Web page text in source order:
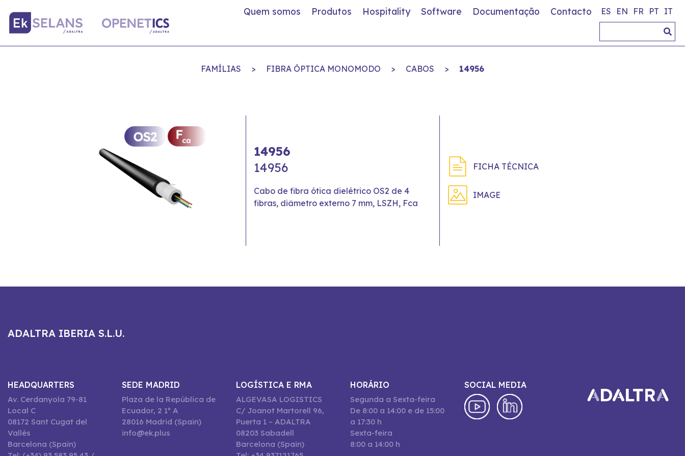
Quem somos Produtos Hospitality Software Documentação Contacto ES EN FR PT IT
FAMÍLIAS > FIBRA ÓPTICA MONOMODO > CABOS > 14956
14956
14956
Cabo de fibra ótica dielétrico OS2 de 4
fibras, diâmetro externo 7 mm, LSZH, Fca
FICHA TÉCNICA
IMAGE
ADALTRA IBERIA S.L.U.
HEADQUARTERS
Av. Cerdanyola 79-81
Local C
08172 Sant Cugat del
Vallès
Barcelona (Spain)
SEDE MADRID
Plaza de la República de
Ecuador, 2 1º A
28016 Madrid (Spain)
info@ek.plus
LOGÍSTICA E RMA
ALGEVASA LOGISTICS
C/ Joanot Martorell 96,
Puerta 1 – ADALTRA
08203 Sabadell
Barcelona (Spain)
HORÁRIO
Segunda a Sexta-feira
De 8:00 a 14:00 e de 15:00
a 17:30 h
Sexta-feira
8:00 a 14:00 h
SOCIAL MEDIA